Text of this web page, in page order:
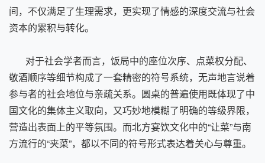
间，不仅满足了生理需求，更实现了情感的深度交流与社会
资本的累积与转化。
对于社会学者而言，饭局中的座位次序、点菜权分配、
敬酒顺序等细节构成了一套精密的符号系统，无声地言说着
参与者的社会地位与亲疏关系。圆桌的普遍使用既体现了中
国文化的集体主义取向，又巧妙地模糊了明确的等级界限，
营造出表面上的平等氛围。而北方宴饮文化中的“让菜”与南
方流行的“夹菜”，都以不同的符号形式表达着关心与尊重。